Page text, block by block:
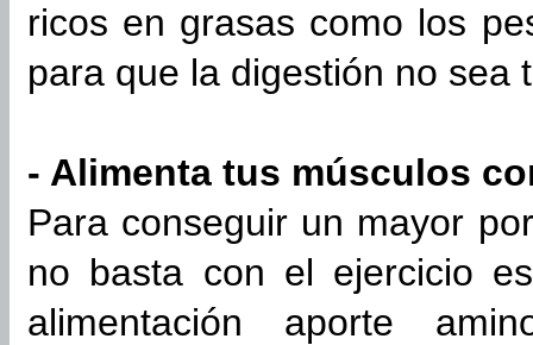
ricos en grasas como los
para que la digestión no sea
- Alimenta tus músculos
Para conseguir un mayor
no basta con el ejercicio
alimentación aporte